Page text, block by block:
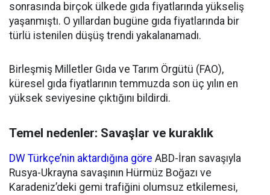
sonrasında birçok ülkede gıda fiyatlarında yükseliş
yaşanmıştı. O yıllardan bugüne gıda fiyatlarında bir
türlü istenilen düşüş trendi yakalanamadı.
Birleşmiş Milletler Gıda ve Tarım Örgütü (FAO),
küresel gıda fiyatlarının temmuzda son üç yılın en
yüksek seviyesine çıktığını bildirdi.
Temel nedenler: Savaşlar ve kuraklık
DW Türkçe’nin aktardığına göre ABD-İran savaşıyla
Rusya-Ukrayna savaşının Hürmüz Boğazı ve
Karadeniz’deki gemi trafiğini olumsuz etkilemesi,